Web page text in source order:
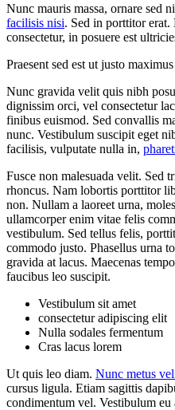
Nunc mauris massa, ornare sed
facilisis nisi. Sed in porttitor erat.
consectetur, in posuere est
Praesent sed est ut justo
Nunc gravida velit quis nibh
dignissim orci, vel consectetur
finibus euismod. Sed convallis
nunc. Vestibulum suscipit eget
facilisis, vulputate nulla in,
Fusce non malesuada velit. Sed
rhoncus. Nam lobortis porttitor
non. Nullam a laoreet urna,
ullamcorper enim vitae felis
vestibulum. Sed tellus felis,
commodo justo. Phasellus urna
gravida at lacus. Maecenas
faucibus leo suscipit.
Vestibulum sit amet
consectetur adipiscing elit
Nulla sodales fermentum
Cras lacus lorem
Ut quis leo diam. Nunc metus
cursus ligula. Etiam sagittis
condimentum vel. Vestibulum eu